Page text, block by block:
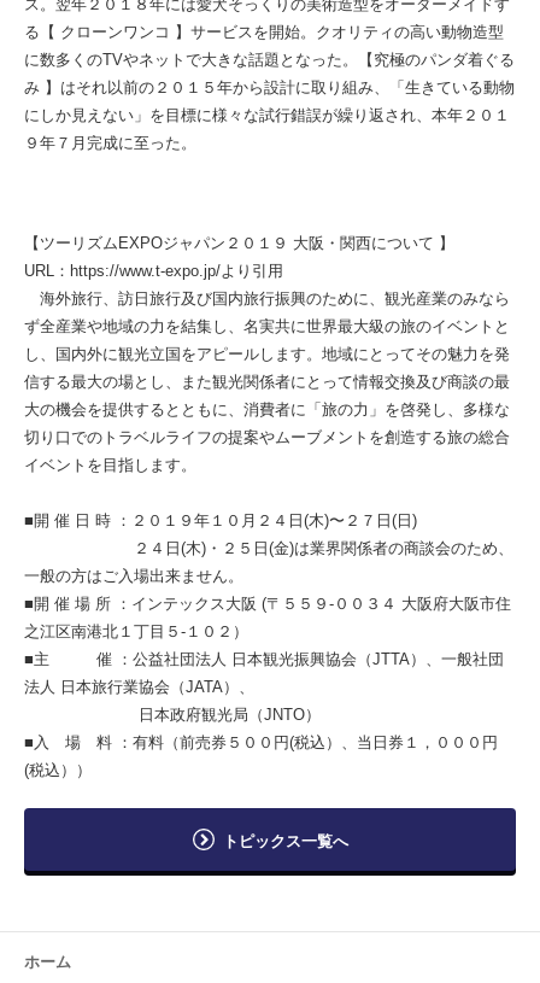
ス。翌年２０１８年には愛犬そっくりの美術造型をオーダーメイドす
る【 クローンワンコ 】サービスを開始。クオリティの高い動物造型
に数多くのTVやネットで大きな話題となった。【究極のパンダ着ぐる
み 】はそれ以前の２０１５年から設計に取り組み、「生きている動物
にしか見えない」を目標に様々な試行錯誤が繰り返され、本年２０１
９年７月完成に至った。
【ツーリズムEXPOジャパン２０１９ 大阪・関西について 】
URL：https://www.t-expo.jp/より引用
海外旅行、訪日旅行及び国内旅行振興のために、観光産業のみなら
ず全産業や地域の力を結集し、名実共に世界最大級の旅のイベントと
し、国内外に観光立国をアピールします。地域にとってその魅力を発
信する最大の場とし、また観光関係者にとって情報交換及び商談の最
大の機会を提供するとともに、消費者に「旅の力」を啓発し、多様な
切り口でのトラベルライフの提案やムーブメントを創造する旅の総合
イベントを目指します。
■開 催 日 時 ：２０１９年１０月２４日(木)〜２７日(日)
２４日(木)・２５日(金)は業界関係者の商談会のため、
一般の方はご入場出来ません。
■開 催 場 所 ：インテックス大阪 (〒５５９-００３４ 大阪府大阪市住
之江区南港北１丁目５-１０２）
■主 催 ：公益社団法人 日本観光振興協会（JTTA）、一般社団
法人 日本旅行業協会（JATA）、
日本政府観光局（JNTO）
■入 場 料 ：有料（前売券５００円(税込）、当日券１，０００円
(税込））
トピックス一覧へ
ホーム